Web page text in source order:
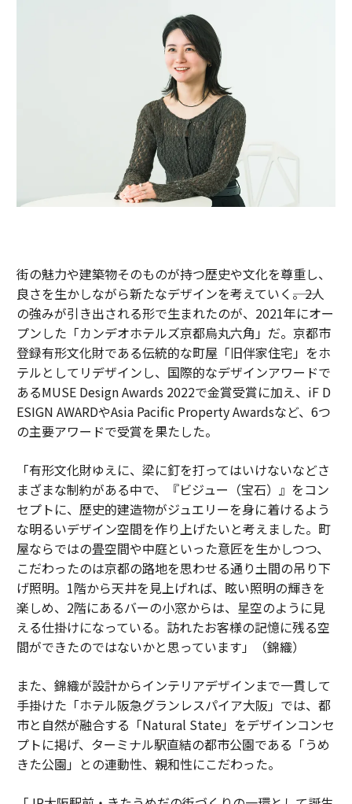
街の魅力や建築物そのものが持つ歴史や文化を尊重し、
良さを生かしながら新たなデザインを考えていく――。2人
の強みが引き出される形で生まれたのが、2021年にオー
プンした「カンデオホテルズ京都烏丸六角」だ。京都市
登録有形文化財である伝統的な町屋「旧伴家住宅」をホ
テルとしてリデザインし、国際的なデザインアワードで
あるMUSE Design Awards 2022で金賞受賞に加え、iF D
ESIGN AWARDやAsia Pacific Property Awardsなど、6つ
の主要アワードで受賞を果たした。
「有形文化財ゆえに、梁に釘を打ってはいけないなどさ
まざまな制約がある中で、『ビジュー（宝石）』をコン
セプトに、歴史的建造物がジュエリーを身に着けるよう
な明るいデザイン空間を作り上げたいと考えました。町
屋ならではの畳空間や中庭といった意匠を生かしつつ、
こだわったのは京都の路地を思わせる通り土間の吊り下
げ照明。1階から天井を見上げれば、眩い照明の輝きを
楽しめ、2階にあるバーの小窓からは、星空のように見
える仕掛けになっている。訪れたお客様の記憶に残る空
間ができたのではないかと思っています」（錦織）
また、錦織が設計からインテリアデザインまで一貫して
手掛けた「ホテル阪急グランレスパイア大阪」では、都
市と自然が融合する「Natural State」をデザインコンセ
プトに掲げ、ターミナル駅直結の都市公園である「うめ
きた公園」との連動性、親和性にこだわった。